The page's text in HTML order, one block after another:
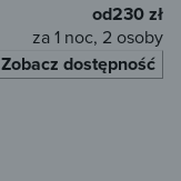
od230 zł
za 1 noc, 2 osoby
Zobacz dostępność